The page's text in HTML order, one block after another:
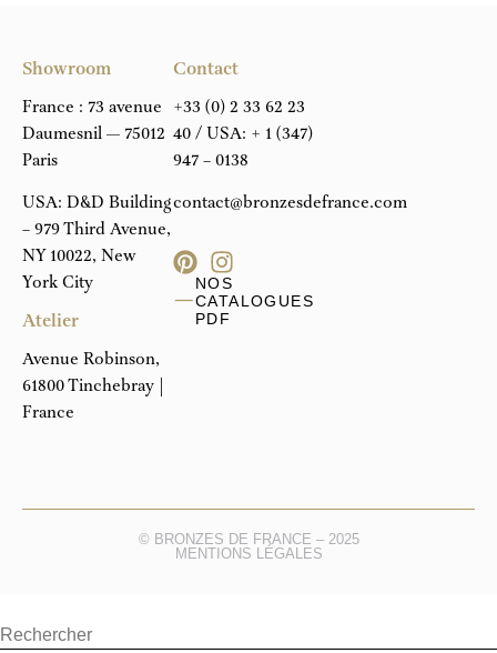
Showroom
France : 73 avenue
Daumesnil — 75012
Paris
USA: D&D Building
– 979 Third Avenue,
NY 10022, New
York City
Atelier
Avenue Robinson,
61800 Tinchebray |
France
Contact
+33 (0) 2 33 62 23
40 / USA: + 1 (347)
947 – 0138
contact@bronzesdefrance.com
NOS
CATALOGUES
PDF
© BRONZES DE FRANCE – 2025
MENTIONS LÉGALES